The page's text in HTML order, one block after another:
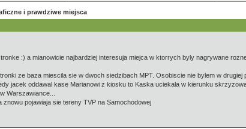
i prawdziwe miejsca
:) a mianowicie najbardziej interesuja miejca w ktorrych byly nagrywane
ze baza miescila sie w dwoch siedzibach MPT. Osobiscie nie bylem w
jacek oddawal kase Marianowi z kiosku to Kaska uciekala w kierunku
Warszawiance...
pojawiaja sie tereny TVP na Samochodowej